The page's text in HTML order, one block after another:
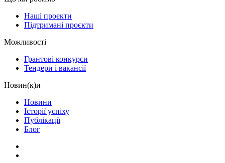
Наші проєкти
Підтримані проєкти
Можливості
Грантові конкурси
Тендери і вакансії
Новин(к)и
Новини
Історії успіху
Публікації
Блог